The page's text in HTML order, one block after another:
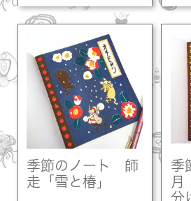
季節のノート 師
走「雪と椿」
季
月
分